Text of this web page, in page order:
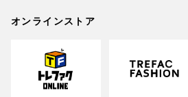
オンラインストア